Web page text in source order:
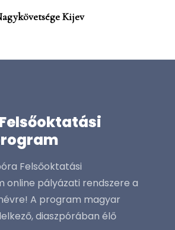
Kijev
main menu
Felsőoktatási
online pályázati rendszere a
A program magyar
diaszpórában élő